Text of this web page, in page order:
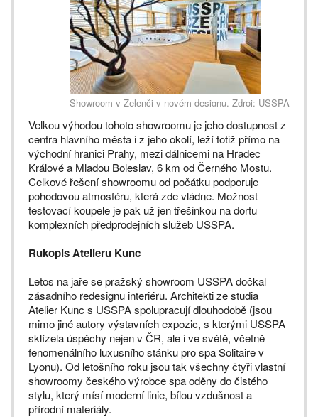
Showroom v Zelenči v novém designu. Zdroj: USSPA
Velkou výhodou tohoto showroomu je jeho dostupnost z
centra hlavního města i z jeho okolí, leží totiž přímo na
východní hranici Prahy, mezi dálnicemi na Hradec
Králové a Mladou Boleslav, 6 km od Černého Mostu.
Celkové řešení showroomu od počátku podporuje
pohodovou atmosféru, která zde vládne. Možnost
testovací koupele je pak už jen třešinkou na dortu
komplexních předprodejních služeb USSPA.
Rukopis Atelieru Kunc
Letos na jaře se pražský showroom USSPA dočkal
zásadního redesignu interiéru. Architekti ze studia
Atelier Kunc s USSPA spolupracují dlouhodobě (jsou
mimo jiné autory výstavních expozic, s kterými USSPA
sklízela úspěchy nejen v ČR, ale i ve světě, včetně
fenomenálního luxusního stánku pro spa Solitaire v
Lyonu). Od letošního roku jsou tak všechny čtyři vlastní
showroomy českého výrobce spa oděny do čistého
stylu, který mísí moderní linie, bílou vzdušnost a
přírodní materiály.